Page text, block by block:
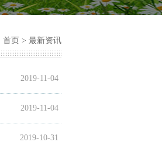
首页 > 最新资讯
2019-11-04
2019-11-04
2019-10-31